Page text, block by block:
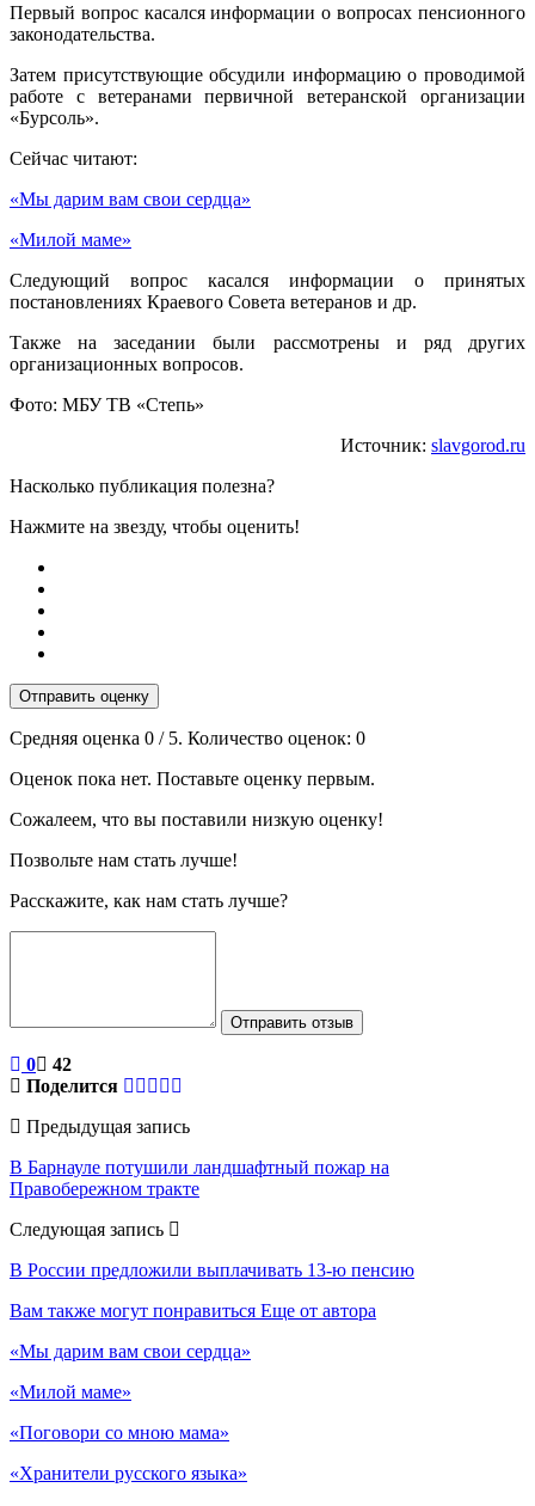
Первый вопрос касался информации о вопросах пенсионного
законодательства.
Затем присутствующие обсудили информацию о проводимой
работе с ветеранами первичной ветеранской организации
«Бурсоль».
Сейчас читают:
«Мы дарим вам свои сердца»
«Милой маме»
Следующий вопрос касался информации о принятых
постановлениях Краевого Совета ветеранов и др.
Также на заседании были рассмотрены и ряд других
организационных вопросов.
Фото: МБУ ТВ «Степь»
Источник: slavgorod.ru
Насколько публикация полезна?
Нажмите на звезду, чтобы оценить!
Отправить оценку
Средняя оценка 0 / 5. Количество оценок: 0
Оценок пока нет. Поставьте оценку первым.
Сожалеем, что вы поставили низкую оценку!
Позвольте нам стать лучше!
Расскажите, как нам стать лучше?
Отправить отзыв
0
42
Поделится
Предыдущая запись
В Барнауле потушили ландшафтный пожар на
Правобережном тракте
Следующая запись
В России предложили выплачивать 13-ю пенсию
Вам также могут понравиться Еще от автора
«Мы дарим вам свои сердца»
«Милой маме»
«Поговори со мною мама»
«Хранители русского языка»